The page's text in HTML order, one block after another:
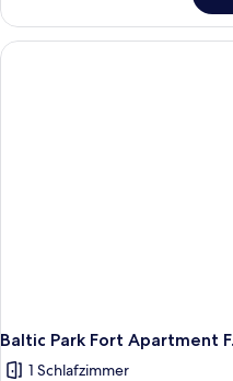
Park
Fort
Apartment
Baltic Park Fort Apartment
1 Schlafzimmer